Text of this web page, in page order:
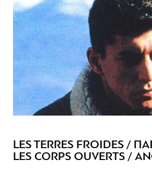
LES TERRES FROIDES
LES CORPS OUVERTS /